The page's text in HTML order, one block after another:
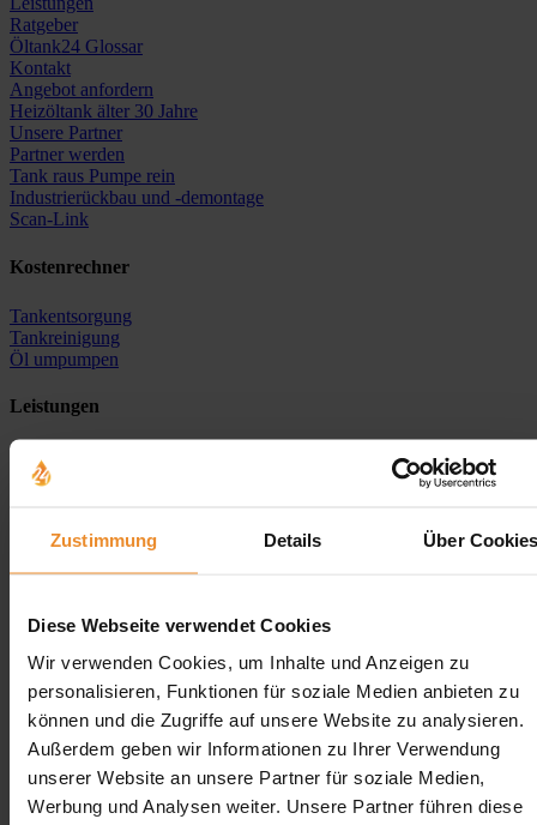
Zustimmung Details Über
Diese Webseite verwendet Cookies
Wir verwenden Cookies, um Inhalte und Anzeigen zu
personalisieren, Funktionen für soziale Medien anbieten zu
können und die Zugriffe auf unsere Website zu analysieren.
Außerdem geben wir Informationen zu Ihrer Verwendung
unserer Website an unsere Partner für soziale Medien,
Werbung und Analysen weiter. Unsere Partner führen diese
Ratgeber
Öltank24 Glossar
Kontakt
Angebot anfordern
Heizöltank älter 30 Jahre
Unsere Partner
Partner werden
Tank raus Pumpe rein
Industrierückbau und -demontage
Scan-Link
Kostenrechner
Tankentsorgung
Tankreinigung
Öl umpumpen
Leistungen
Öltankentsorgung
Tankreinigung
Heizöl-Ankauf
Erdtank stilllegen NRW
Erdtank stilllegen Hamburg
Erdtank stilllegen Berlin
Erdtank stilllegen Bremen
Erdtank stilllegen Hessen
Erdtank stilllegen Niedersachsen
Erdtank stilllegen Rheinland-Pfalz